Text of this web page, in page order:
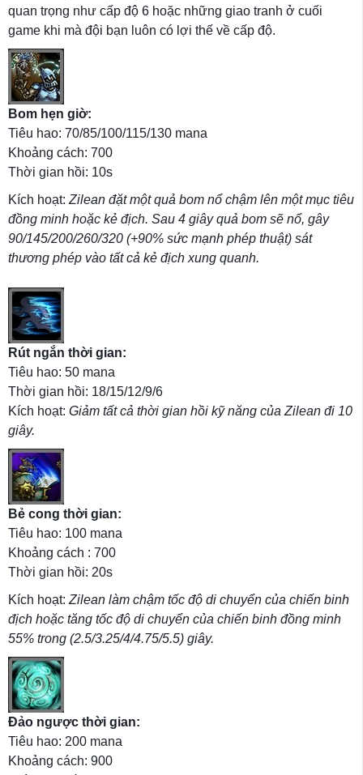
quan trọng như cấp độ 6 hoặc những giao tranh ở cuối
game khi mà đội bạn luôn có lợi thế về cấp độ.
Bom hẹn giờ:
Tiêu hao: 70/85/100/115/130 mana
Khoảng cách: 700
Thời gian hồi: 10s
Kích hoạt: Zilean đặt một quả bom nổ chậm lên một mục tiêu
đồng minh hoặc kẻ địch. Sau 4 giây quả bom sẽ nổ, gây
90/145/200/260/320 (+90% sức mạnh phép thuật) sát
thương phép vào tất cả kẻ địch xung quanh.
Rút ngắn thời gian:
Tiêu hao: 50 mana
Thời gian hồi: 18/15/12/9/6
Kích hoạt: Giảm tất cả thời gian hồi kỹ năng của Zilean đi 10
giây.
Bẻ cong thời gian:
Tiêu hao: 100 mana
Khoảng cách : 700
Thời gian hồi: 20s
Kích hoạt: Zilean làm chậm tốc độ di chuyển của chiến binh
địch hoặc tăng tốc độ di chuyển của chiến binh đồng minh
55% trong (2.5/3.25/4/4.75/5.5) giây.
Đảo ngược thời gian:
Tiêu hao: 200 mana
Khoảng cách: 900